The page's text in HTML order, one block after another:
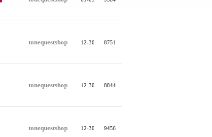
tonequestshop 12-30 8751
tonequestshop 12-30 8844
tonequestshop 12-30 9456